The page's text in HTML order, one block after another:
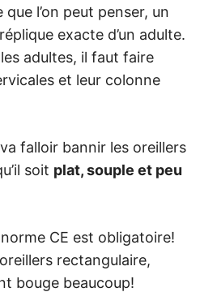
l’on peut penser, un
exacte d’un adulte.
adultes, il faut faire
et leur colonne
falloir bannir les oreillers
soit plat, souple et peu
CE est obligatoire!
rectangulaire,
bouge beaucoup!